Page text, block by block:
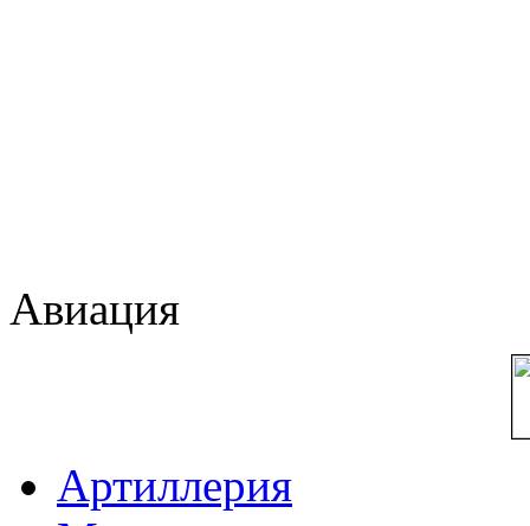
Авиация
Артиллерия